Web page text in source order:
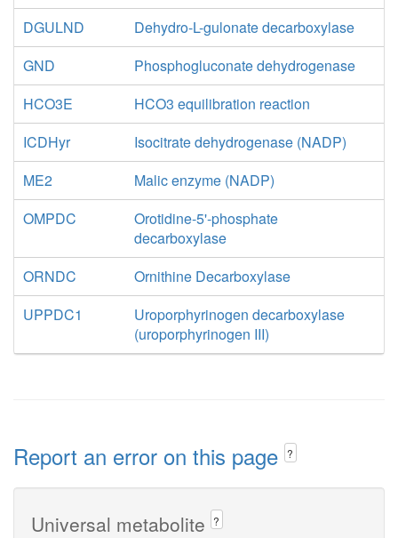
DGULND
Dehydro-L-gulonate decarboxylase
GND
Phosphogluconate dehydrogenase
HCO3E
HCO3 equilibration reaction
ICDHyr
Isocitrate dehydrogenase (NADP)
ME2
Malic enzyme (NADP)
OMPDC
Orotidine-5'-phosphate
decarboxylase
ORNDC
Ornithine Decarboxylase
UPPDC1
Uroporphyrinogen decarboxylase
(uroporphyrinogen III)
Report an error on this page ?
Universal metabolite ?